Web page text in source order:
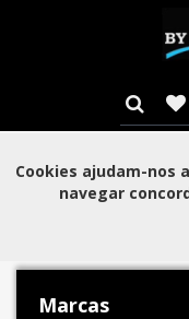
Categorias
Marcas
Cookies ajudam-nos
navegar